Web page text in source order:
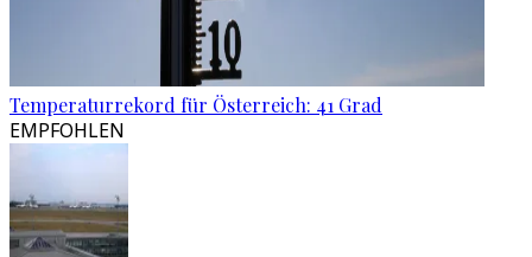
Temperaturrekord für Österreich: 41 Grad
EMPFOHLEN